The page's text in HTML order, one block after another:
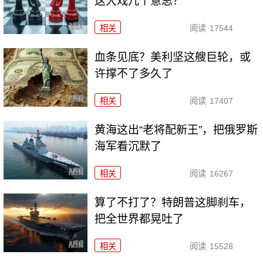
相关 阅读 17544
血条见底？美利坚这艘巨轮，或
许撑不了多久了
相关 阅读 17407
黄海这出“老将配新王”，把俄罗斯
海军看沉默了
相关 阅读 16267
算了不打了？特朗普这脚刹车，
把全世界都晃吐了
相关 阅读 15528